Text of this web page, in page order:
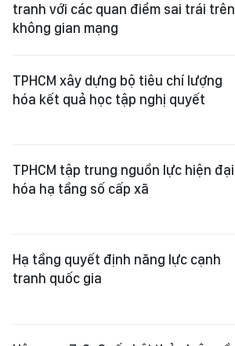
tranh với các quan điểm sai trái trên
không gian mạng
TPHCM xây dựng bộ tiêu chí lượng
hóa kết quả học tập nghị quyết
TPHCM tập trung nguồn lực hiện đại
hóa hạ tầng số cấp xã
Hạ tầng quyết định năng lực cạnh
tranh quốc gia